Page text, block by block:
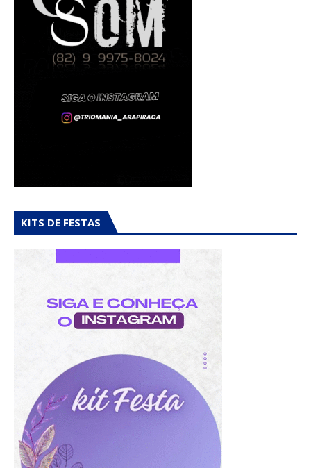
KITS DE FESTAS